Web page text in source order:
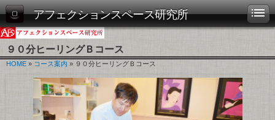
アフェクションスペース研究所
９０分ヒーリングＢコース
HOME » コース案内 » ９０分ヒーリングＢコース